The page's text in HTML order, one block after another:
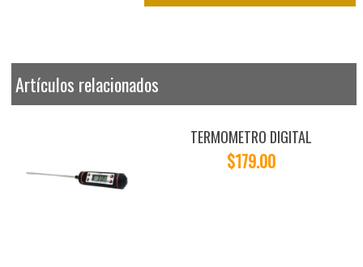
Artículos relacionados
TERMOMETRO DIGITAL
$179.00